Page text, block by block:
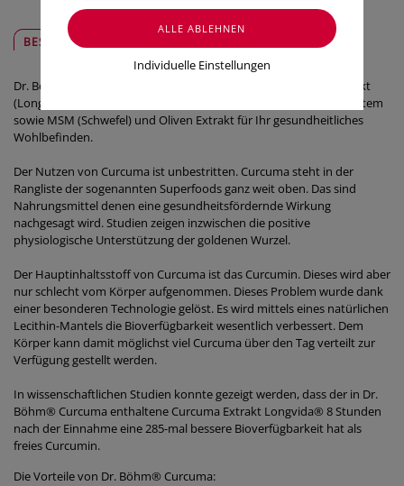
BESCHREIBUNG
Dr. Böhm
Curcuma beinhaltet den patentierten Curcuma-Extrakt
(Longvida
) optimal kombiniert mit Vitamin D für das Immunsystem
sowie MSM (Schwefel) und Oliven Extrakt für Ihr gesundheitliches
Wohlbefinden.
Der Nutzen von Curcuma ist unbestritten. Curcuma steht in der
Rangliste der sogenannten Superfoods ganz weit oben. Das sind
Nahrungsmittel denen eine gesundheitsfördernde Wirkung
nachgesagt wird. Studien zeigen inzwischen die positive
physiologische Unterstützung der goldenen Wurzel.
Der Hauptinhaltsstoff von Curcuma ist das Curcumin. Dieses wird aber
nur schlecht vom Körper aufgenommen. Dieses Problem wurde dank
einer besonderen Technologie gelöst. Es wird mittels eines natürlichen
Lecithin-Mantels die Bioverfügbarkeit wesentlich verbessert. Dem
Körper kann damit möglichst viel Curcuma über den Tag verteilt zur
Verfügung gestellt werden.
In wissenschaftlichen Studien konnte gezeigt werden, dass der in Dr.
Böhm® Curcuma enthaltene Curcuma Extrakt Longvida® 8 Stunden
nach der Einnahme eine 285-mal bessere Bioverfügbarkeit hat als
freies Curcumin.
Die Vorteile von Dr. Böhm® Curcuma:
Individuelle Einstellungen